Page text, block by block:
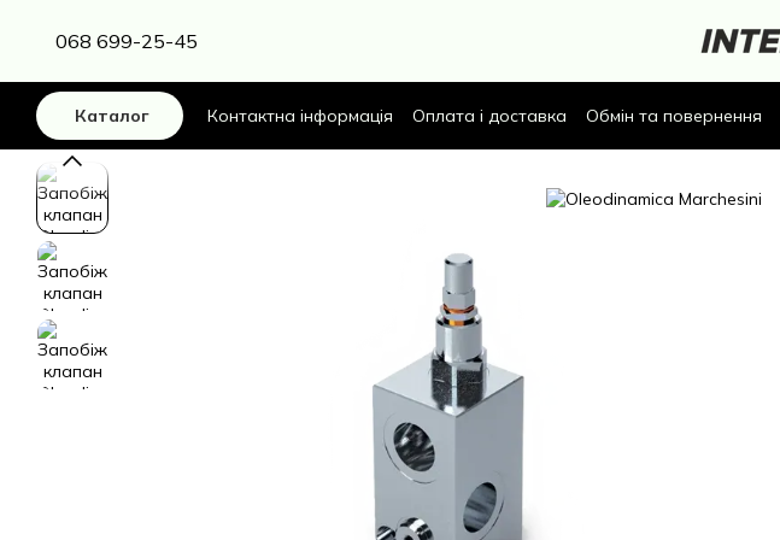
068 699-25-45
Каталог Контактна інформація Оплата і доставка Обмін та повернення